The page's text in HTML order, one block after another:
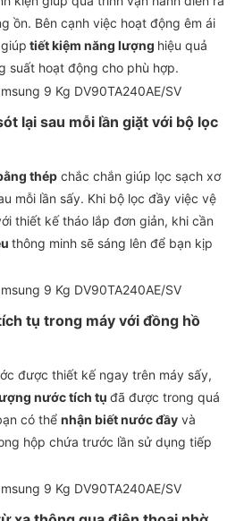
ồn. Bên cạnh việc hoạt động êm ái
tiết kiệm năng lượng hiệu quả
suất hoạt động cho phù hợp.
lại sau mỗi lần giặt với bộ lọc
thép chắc chắn giúp lọc sạch xơ
mỗi lần sấy. Khi bộ lọc đầy việc vệ
thiết kế tháo lắp đơn giản, khi cần
thông minh sẽ sáng lên để bạn kịp
tụ trong máy với đồng hồ
được thiết kế ngay trên máy sấy,
nước tích tụ đã được trong quá
có thể nhận biết nước đầy và
hộp chứa trước lần sử dụng tiếp